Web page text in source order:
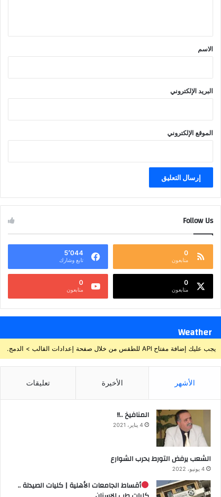
*
الاسم
البريد الإلكتروني
الموقع الإلكتروني
Follow Us
0
متابعون
5٬044
تابع وشارك
0
متابعون
0
متابعون
Weather
يجب عليك إضافة مفتاح API للطقس من خلال صفحة إعدادات القالب > الدمج.
الأشهر الأخيرة تعليقات
المنافيخ ..!!
4 يناير، 2021
الشعب يرفض التورط بحرب الشوارع
4 يونيو، 2022
أقساط الجامعات الأهلية | كليات الصيدلة ..